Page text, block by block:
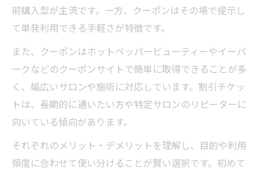
前購入型が主流です。一方、クーポンはその場で提示し
て単発利用できる手軽さが特徴です。
また、クーポンはホットペッパービューティーやイーパ
ークなどのクーポンサイトで簡単に取得できることが多
く、幅広いサロンや施術に対応しています。割引チケッ
トは、長期的に通いたい方や特定サロンのリピーターに
向いている傾向があります。
それぞれのメリット・デメリットを理解し、目的や利用
頻度に合わせて使い分けることが賢い選択です。初めて